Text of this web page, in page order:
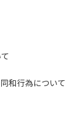
和行為について